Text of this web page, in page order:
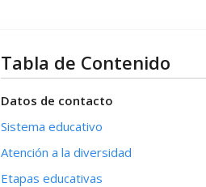
Tabla de Contenido
Datos de contacto
Sistema educativo
Atención a la diversidad
Etapas educativas